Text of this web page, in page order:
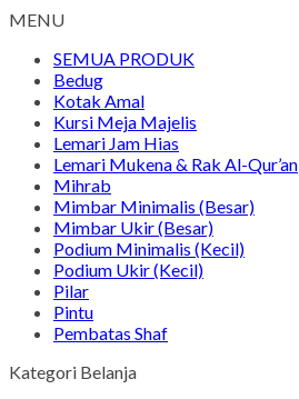
MENU
SEMUA PRODUK
Bedug
Kotak Amal
Kursi Meja Majelis
Lemari Jam Hias
Lemari Mukena & Rak Al-Qur’an
Mihrab
Mimbar Minimalis (Besar)
Mimbar Ukir (Besar)
Podium Minimalis (Kecil)
Podium Ukir (Kecil)
Pilar
Pintu
Pembatas Shaf
Kategori Belanja